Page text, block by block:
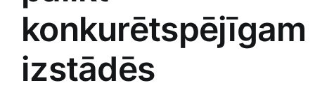
konkurētspējīgam​
izstādēs